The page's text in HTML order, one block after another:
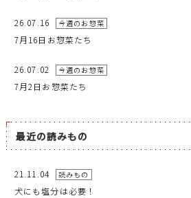
26.07.16 今週のお惣菜
7月16日お惣菜たち
26.07.02 今週のお惣菜
7月2日お惣菜たち
最近の読みもの
21.11.04 読みもの
犬にも塩分は必要！